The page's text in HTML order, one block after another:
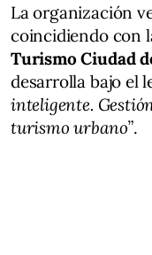
La organización
coincidiendo con
Turismo Ciudad
desarrolla bajo el
inteligente.
turismo urbano”.